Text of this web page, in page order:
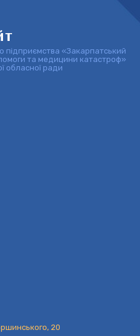
підприємства «Закарпатський
та медицини катастроф»
обласної ради
20